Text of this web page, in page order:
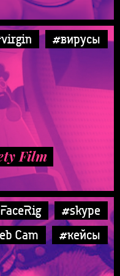
#вирусы
Film
#skype
Cam
#кейсы